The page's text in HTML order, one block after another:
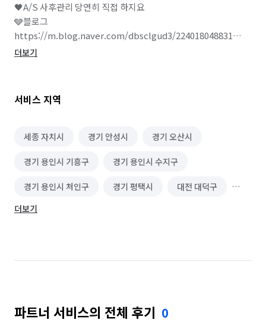
🖤A/S 사후관리 당연히 직접 하지요
🩶블로그
https://m.blog.naver.com/dbsclgud3/224018048831
새로운 시작을 위한 공간, 저희 와이홈케어가 구석구석 깨끗하게
만들어 드립니다.
👐​창틀 & 방충망: 창문틀과 방충망의 묵은 먼지를 말끔히 제거해
블라인드는 청소 범위에서 제외됩니다.)
👐​싱크대 & 주방: 싱크대와 가스레인지의 기름때는 물론, 후드
필터와 걸레받이 내부까지 놓치지 않고 청소합니다.
👐​수납공간: 붙박이장과 서랍장은 탈거가 가능한 경우 모두
더보기
서비스 지역
세종 자치시 경기 안성시 경기 오산시
경기 용인시 기흥구 경기 용인시 수지구
경기 용인시 처인구 경기 평택시 대전 대덕구
대전 동구
충남 계룡시 충남 공주시 충남 금산군
충남 부여군 충남 서산시 충남 서천군
더보기
파트너 서비스의 전체 후기 0